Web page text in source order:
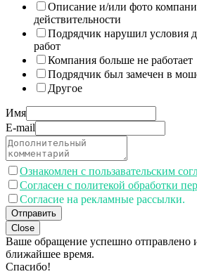
Описание и/или фото
действительности
Подрядчик нарушил условия
работ
Компания больше не работает
Подрядчик был замечен в
Другое
Имя
E-mail
Ознакомлен с пользавательским
Согласен с политекой обработки
Согласие на рекламные рассылки.
Отправить
Close
Ваше обращение успешно отправлено
ближайшее время.
Спасибо!